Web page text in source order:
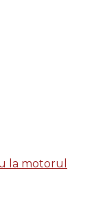
la motorul